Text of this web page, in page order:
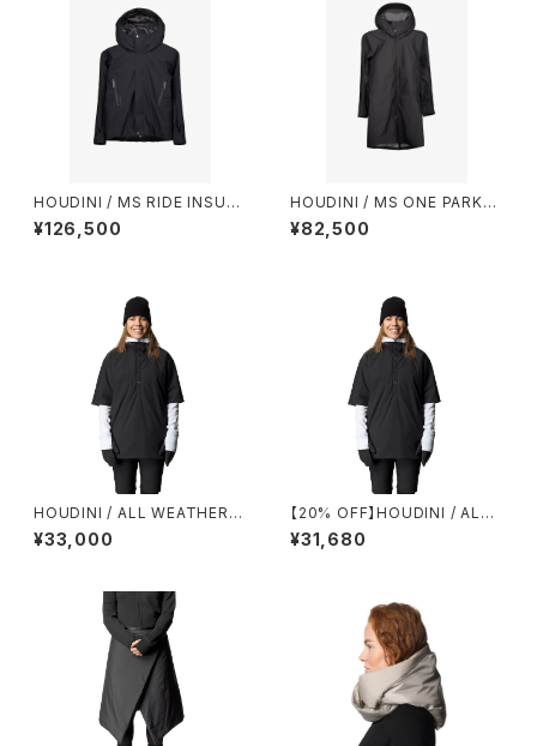
HOUDINI / MS RIDE INSULA
TED JACKET
¥126,500
HOUDINI / MS ONE PARKA I
I¥82,500
HOUDINI / ALL WEATHER T
-NECK
¥33,000
【20% OFF】HOUDINI / ALL
WEATHER T-NECK
¥31,680